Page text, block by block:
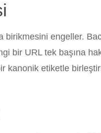
birikmesini engeller.
bir URL tek başına
etiketle